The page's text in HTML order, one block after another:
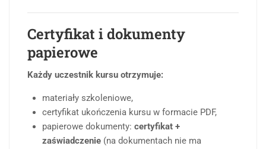
Certyfikat i dokumenty
papierowe
Każdy uczestnik kursu otrzymuje:
materiały szkoleniowe,
certyfikat ukończenia kursu w formacie PDF,
papierowe dokumenty: certyfikat +
zaświadczenie (na dokumentach nie ma